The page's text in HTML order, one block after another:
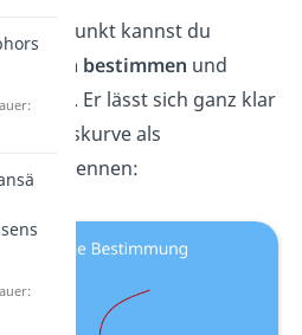
kannst du
grafisch bestimmen und
. Er lässt sich ganz klar
als
erkennen: